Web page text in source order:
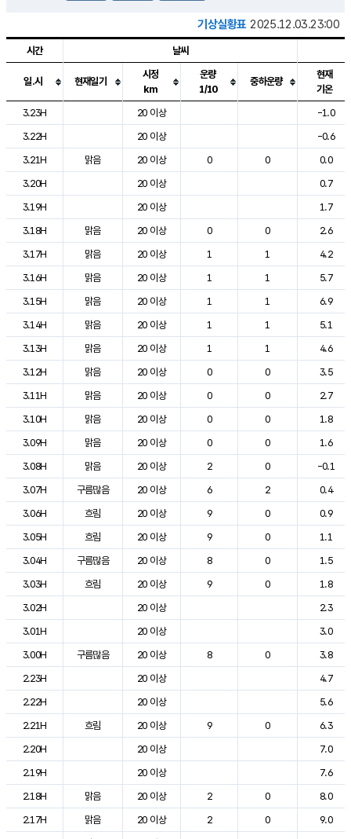
기상실황표 2025.12.03.23:00
도시별 기상실황표로 지점, 날씨, 기온, 강수, 바람, 기압등을 안내한 표입
시간 날씨
일.시 현재일기
시정
km
운량
1/10
중하운량
현재
기온
3.23H
20 이상
-1.0
3.22H
20 이상
-0.6
3.21H
맑음 20 이상 0 0
0.0
3.20H
20 이상
0.7
3.19H
20 이상
1.7
3.18H
맑음 20 이상 0 0
2.6
3.17H
맑음 20 이상 1 1
4.2
3.16H
맑음 20 이상 1 1
5.7
3.15H
맑음 20 이상 1 1
6.9
3.14H
맑음 20 이상 1 1
5.1
3.13H
맑음 20 이상 1 1
4.6
3.12H
맑음 20 이상 0 0
3.5
3.11H
맑음 20 이상 0 0
2.7
3.10H
맑음 20 이상 0 0
1.8
3.09H
맑음 20 이상 0 0
1.6
3.08H
맑음 20 이상 2 0
-0.1
3.07H
구름많음 20 이상 6 2
0.4
3.06H
흐림 20 이상 9 0
0.9
3.05H
흐림 20 이상 9 0
1.1
3.04H
구름많음 20 이상 8 0
1.5
3.03H
흐림 20 이상 9 0
1.8
3.02H
20 이상
2.3
3.01H
20 이상
3.0
3.00H
구름많음 20 이상 8 0
3.8
2.23H
20 이상
4.7
2.22H
20 이상
5.6
2.21H
흐림 20 이상 9 0
6.3
2.20H
20 이상
7.0
2.19H
20 이상
7.6
2.18H
맑음 20 이상 2 0
8.0
2.17H
맑음 20 이상 2 0
9.0